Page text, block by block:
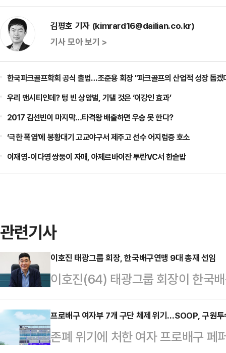
김평호 기자 (kimrard16@dailian.co.kr)
기사 모아 보기 >
한국파크골프학회 공식 출범…조준용 회장 "파크골프의 산업적 성장 돕겠
우리 맨시티인데? 텅 빈 상암벌, 기댈 것은 ‘이강인 효과’
2017 김선빈이 마지막…타격왕 배출하면 우승 못 한다?
‘극한 폭염’에 봉황대기 고교야구서 제주고 선수 어지럼증 호소
이재영-이다영 쌍둥이 자매, 아제르바이잔 투란VC서 한솥밥
관련기사
이호진 태광그룹 회장, 한국배구연맹 9대 총재 선임
이호진(64) 태광그룹 회장이 한국
(총재 조원태)은 28일 서울 마포구
회 및 임시총회를 열고 이호진 태광
다.차기 총재의 임기는 오는 7월부
프로배구 여자부 7개 구단 체제 위기…SOOP, 구원투
존폐 위기에 처한 여자 프로배구 페